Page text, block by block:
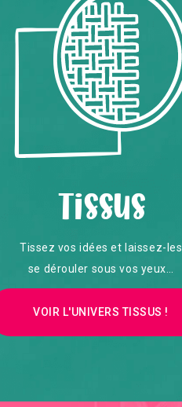
Tissus
Tissez vos idées et laissez-les
se dérouler sous vos yeux…
VOIR L'UNIVERS TISSUS !